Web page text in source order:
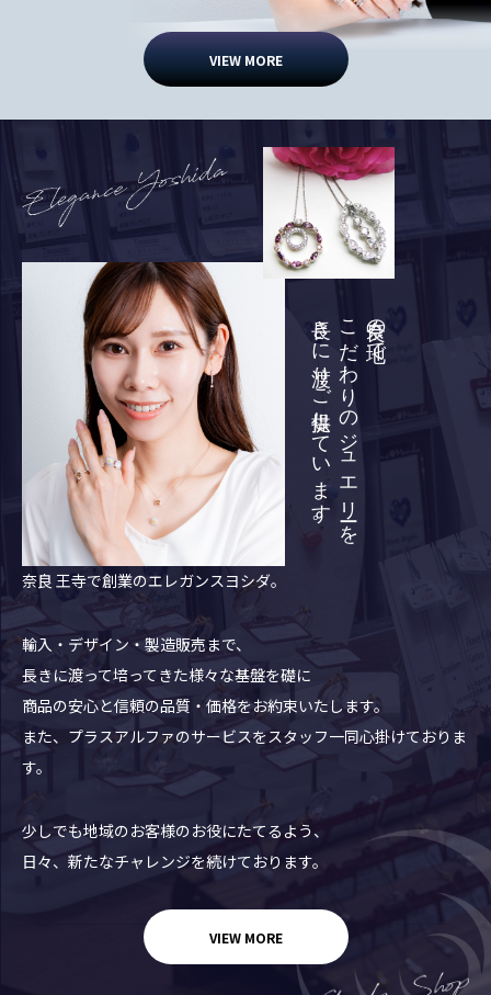
VIEW MORE
奈良の地で
こだわりのジュエリーを
長きに渡りご提供しています。
1955年(昭和30年)
奈良 王寺で創業のエレガンスヨシダ。
輸入・デザイン・製造販売まで、
長きに渡って培ってきた様々な基盤を礎に
商品の安心と信頼の品質・価格をお約束いたします。
また、プラスアルファのサービスをスタッフ一同心掛けておりま
す。
少しでも地域のお客様のお役にたてるよう、
日々、新たなチャレンジを続けております。
VIEW MORE